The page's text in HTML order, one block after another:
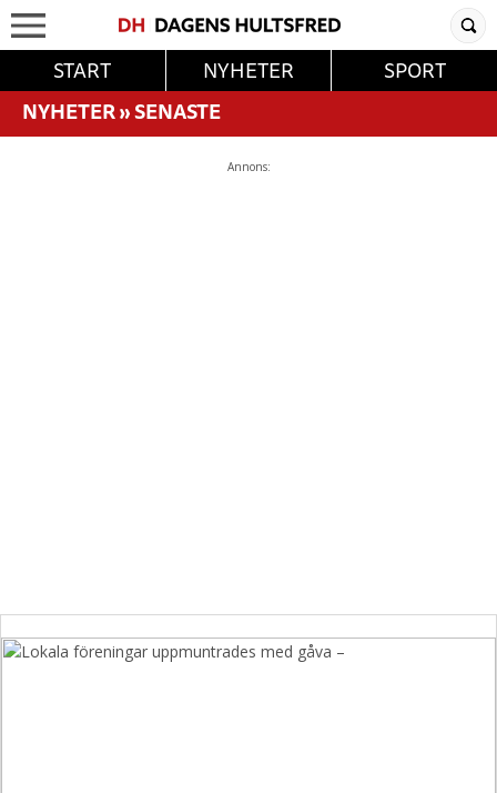
START NYHETER
SPORT
NYHETER»SENASTE
Annons: